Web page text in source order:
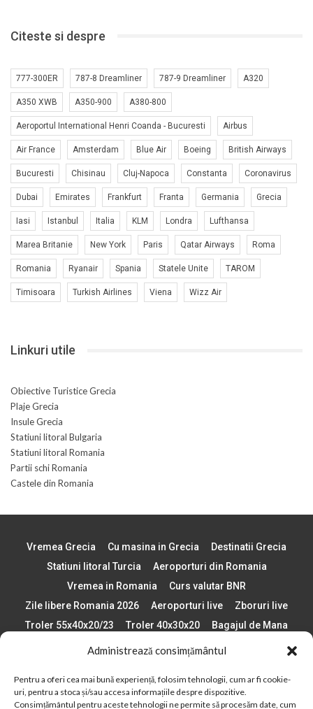
Administrează consimțământul
Pentru a oferi cea mai bună experiență, folosim tehnologii, cum ar fi cookie-
uri, pentru a stoca și/sau accesa informațiile despre dispozitive.
Consimțământul pentru aceste tehnologii ne permite să procesăm date, cum
Citeste si despre
777-300ER 787-8 Dreamliner 787-9 Dreamliner A320
A350 XWB A350-900 A380-800
Aeroportul International Henri Coanda - Bucuresti Airbus
Air France Amsterdam Blue Air Boeing British Airways
Bucuresti Chisinau Cluj-Napoca Constanta Coronavirus
Dubai Emirates Frankfurt Franta Germania Grecia
Iasi Istanbul Italia KLM Londra Lufthansa
Marea Britanie New York Paris Qatar Airways Roma
Romania Ryanair Spania Statele Unite TAROM
Timisoara Turkish Airlines Viena Wizz Air
Linkuri utile
Obiective Turistice Grecia
Plaje Grecia
Insule Grecia
Statiuni litoral Bulgaria
Statiuni litoral Romania
Partii schi Romania
Castele din Romania
Vremea Grecia Cu masina in Grecia
Destinatii Grecia
Statiuni litoral Turcia
Aeroporturi din Romania
Vremea in Romania
Curs valutar BNR
Zile libere Romania 2026
Aeroporturi live
Zboruri live
Troler 55x40x20/23
Troler 40x30x20
Bagajul de Mana
Paste 2026
Cele mai bune telefoane
Plaje din Europa
Concerte Romania 2025
Asigurare de calatorie
Când se schimba ora în 2026